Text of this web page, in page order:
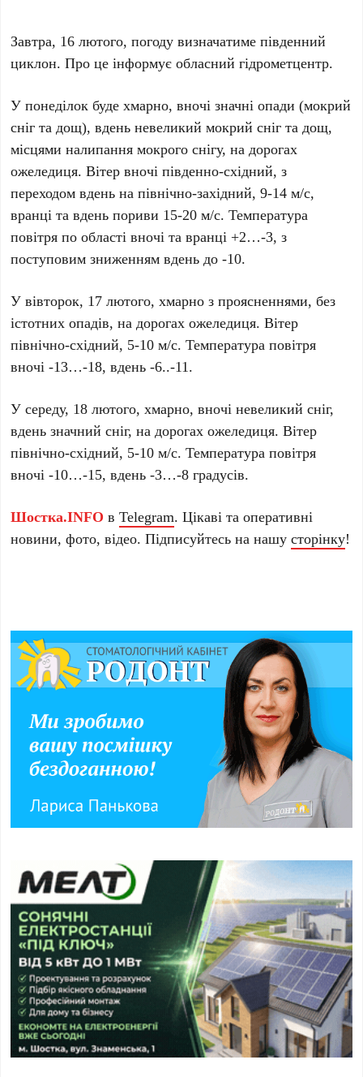
Завтра, 16 лютого, погоду визначатиме південний
циклон. Про це інформує обласний гідрометцентр.
У понеділок буде хмарно, вночі значні опади (мокрий
сніг та дощ), вдень невеликий мокрий сніг та дощ,
місцями налипання мокрого снігу, на дорогах
ожеледиця. Вітер вночі південно-східний, з
переходом вдень на північно-західний, 9-14 м/с,
вранці та вдень пориви 15-20 м/с. Температура
повітря по області вночі та вранці +2…-3, з
поступовим зниженням вдень до -10.
У вівторок, 17 лютого, хмарно з проясненнями, без
істотних опадів, на дорогах ожеледиця. Вітер
північно-східний, 5-10 м/с. Температура повітря
вночі -13…-18, вдень -6..-11.
У середу, 18 лютого, хмарно, вночі невеликий сніг,
вдень значний сніг, на дорогах ожеледиця. Вітер
північно-східний, 5-10 м/с. Температура повітря
вночі -10…-15, вдень -3…-8 градусів.
Шостка.INFO вTelegram. Цікаві та оперативні
новини, фото, відео. Підписуйтесь на нашусторінку!